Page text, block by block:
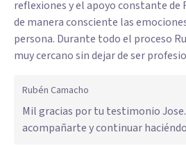
reflexiones y el apoyo constante de
de manera consciente las
persona. Durante todo el proceso
muy cercano sin dejar de ser
Rubén Camacho
Mil gracias por tu testimonio
acompañarte y continuar